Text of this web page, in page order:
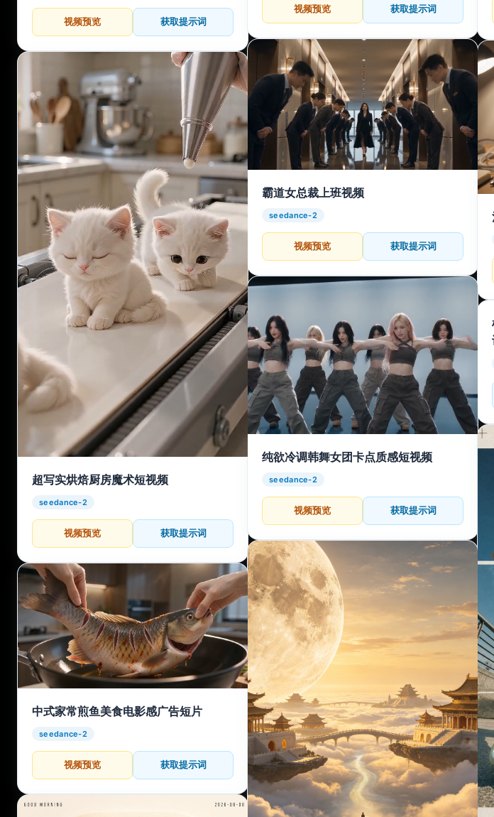
视频预览 获取提示词
超写实烘焙厨房魔术短视频
seedance-2
视频预览 获取提示词
中式家常煎鱼美食电影感广告短片
seedance-2
视频预览 获取提示词
视频预览 获取提示词
霸道女总裁上班视频
seedance-2
视频预览 获取提示词
纯欲冷调韩舞女团卡点质感短视频
seedance-2
视频预览 获取提示词